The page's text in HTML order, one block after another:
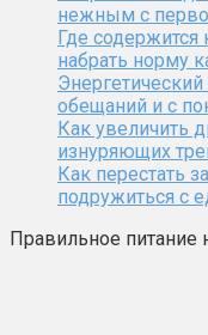
нежным с
Где содержится
набрать норму
обещаний и с
Как увеличить
изнуряющих
Как перестать
подружиться с
Правильное